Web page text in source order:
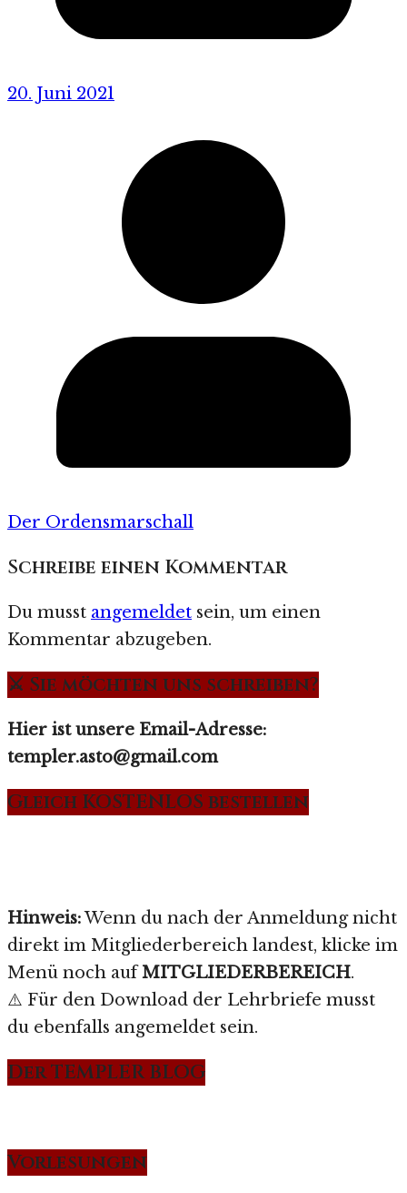
20. Juni 2021
Der Ordensmarschall
Schreibe einen Kommentar
Du musst angemeldet sein, um einen
Kommentar abzugeben.
⚔️ Sie möchten uns schreiben?
Hier ist unsere Email-Adresse:
templer.asto@gmail.com
Gleich KOSTENLOS bestellen
Hinweis:Wenn du nach der Anmeldung nicht
direkt im Mitgliederbereich landest, klicke im
Menü noch aufMITGLIEDERBEREICH.
⚠️ Für den Download der Lehrbriefe musst
du ebenfalls angemeldet sein.
Der TEMPLER BLOG
Vorlesungen